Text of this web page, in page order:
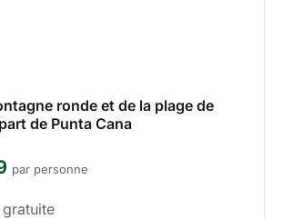
ronde et de la plage de
de Punta Cana
par personne